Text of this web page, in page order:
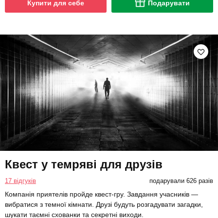
Купити для себе Подарувати
Квест у темряві для друзів
17 відгуків подарували 626 разів
Компанія приятелів пройде квест-гру. Завдання учасників —
вибратися з темної кімнати. Друзі будуть розгадувати загадки,
шукати таємні схованки та секретні виходи.